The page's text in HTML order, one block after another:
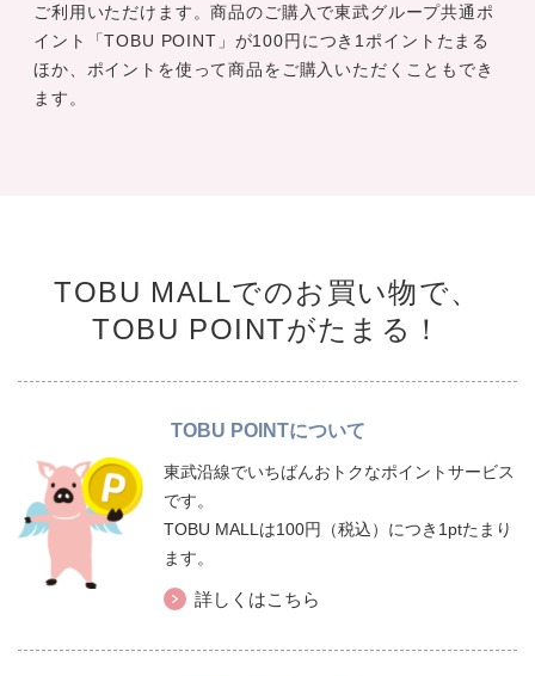
ご利用いただけます。商品のご購入で東武グループ共通ポ
イント「TOBU POINT」が100円につき1ポイントたまる
ほか、ポイントを使って商品をご購入いただくこともでき
ます。
TOBU MALLでのお買い物で、
TOBU POINTがたまる！
TOBU POINTについて
東武沿線でいちばんおトクなポイントサービス
です。
TOBU MALLは100円（税込）につき1ptたまり
ます。
詳しくはこちら